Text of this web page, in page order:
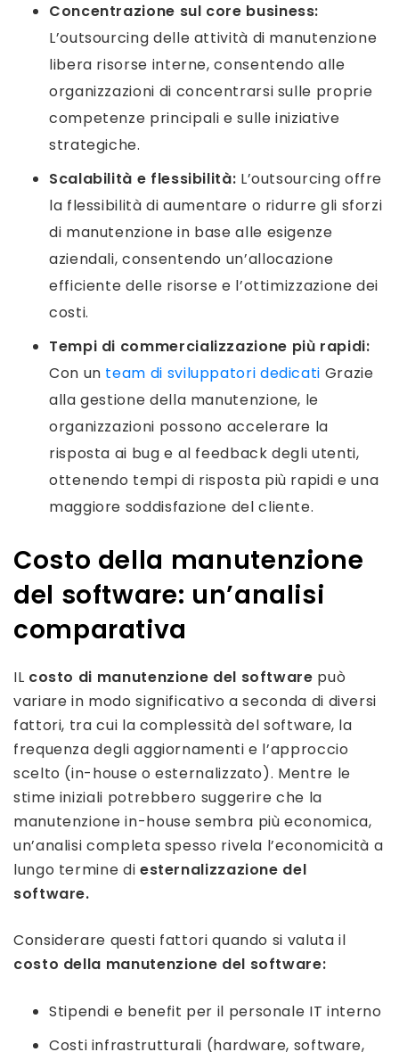
Concentrazione sul core business:
L’outsourcing delle attività di manutenzione
libera risorse interne, consentendo alle
organizzazioni di concentrarsi sulle proprie
competenze principali e sulle iniziative
strategiche.
Scalabilità e flessibilità: L’outsourcing offre
la flessibilità di aumentare o ridurre gli sforzi
di manutenzione in base alle esigenze
aziendali, consentendo un’allocazione
efficiente delle risorse e l’ottimizzazione dei
costi.
Tempi di commercializzazione più rapidi:
Con un team di sviluppatori dedicati Grazie
alla gestione della manutenzione, le
organizzazioni possono accelerare la
risposta ai bug e al feedback degli utenti,
ottenendo tempi di risposta più rapidi e una
maggiore soddisfazione del cliente.
Costo della manutenzione
del software: un’analisi
comparativa
IL costo di manutenzione del software può
variare in modo significativo a seconda di diversi
fattori, tra cui la complessità del software, la
frequenza degli aggiornamenti e l’approccio
scelto (in-house o esternalizzato). Mentre le
stime iniziali potrebbero suggerire che la
manutenzione in-house sembra più economica,
un’analisi completa spesso rivela l’economicità a
lungo termine di esternalizzazione del
software.
Considerare questi fattori quando si valuta il
costo della manutenzione del software:
Stipendi e benefit per il personale IT interno
Costi infrastrutturali (hardware, software,